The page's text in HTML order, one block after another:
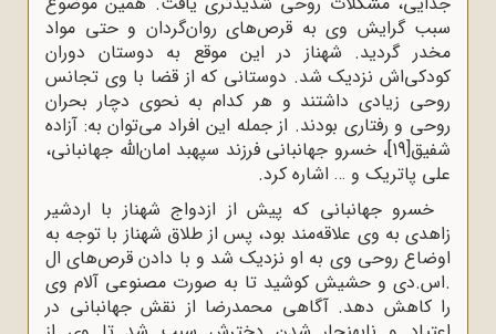
سبب گرایش وی به قرص‌های روان‌گردان و حتی مواد
مخدر گردید. شهناز در این موقع به دوستان دوران
کودکی‌اش نزدیک شد. دوستانی که از قضا با وی تجانس
روحی زیادی داشتند و هر کدام به نحوی دچار بحران
روحی و رفتاری بودند. از جمله این افراد می‌توان به: آزاده
شفیق[19]، خسرو جهانبانی فرزند سپهبد امان‌الله جهانبانی،
علی پاتریک و … اشاره کرد.
خسرو جهانبانی که پیش از ازدواج شهناز با اردشیر
زاهدی به وی علاقه‌مند بود، پس از طلاق شهناز با توجه به
اوضاع روحی وی به او نزدیک شد و با دادن قرص‌های ال
.اس.دی و حشیش کوشید تا به صورت مصنوعی آلام وی
را کاهش دهد. آگاهی محمدرضا از نقش جهانبانی در